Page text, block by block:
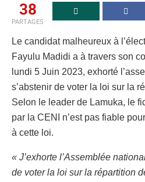
38
PARTAGES
Le candidat malheureux à
Fayulu Madidi a à travers son
lundi 5 Juin 2023, exhorté
s’abstenir de voter la loi sur la
Selon le leader de Lamuka, le
par la CENI n’est pas fiable
à cette loi.
« J’exhorte l’Assemblée
de voter la loi sur la répartition